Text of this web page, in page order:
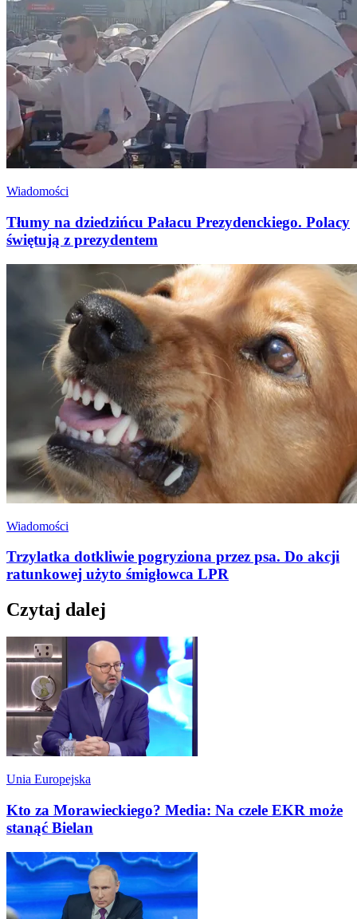
Wiadomości
Tłumy na dziedzińcu Pałacu Prezydenckiego. Polacy
świętują z prezydentem
Wiadomości
Trzylatka dotkliwie pogryziona przez psa. Do akcji
ratunkowej użyto śmigłowca LPR
Czytaj dalej
Unia Europejska
Kto za Morawieckiego? Media: Na czele EKR może
stanąć Bielan